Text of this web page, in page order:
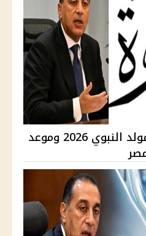
موقف ترحيل إجازة المولد النبوي 2026 وموعد